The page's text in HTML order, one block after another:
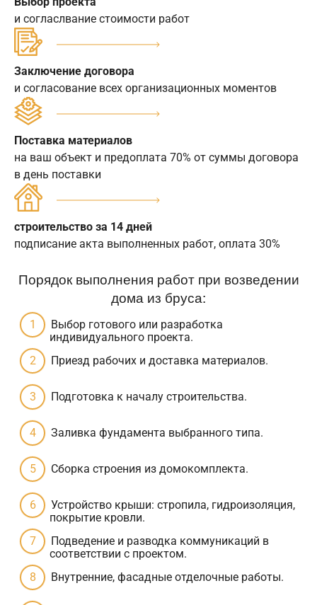
и согласлвание стоимости работ
Заключение договора
и согласование всех организационных моментов
Поставка материалов
на ваш объект и предоплата 70% от суммы договора
в день поставки
строительство за 14 дней
подписание акта выполненных работ, оплата 30%
Порядок выполнения работ при возведении
дома из бруса:
Выбор готового или разработка
индивидуального проекта.
Приезд рабочих и доставка материалов.
Подготовка к началу строительства.
Заливка фундамента выбранного типа.
Сборка строения из домокомплекта.
Устройство крыши: стропила, гидроизоляция,
покрытие кровли.
Подведение и разводка коммуникаций в
соответствии с проектом.
Внутренние, фасадные отделочные работы.